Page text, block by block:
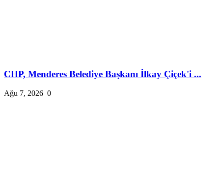
CHP, Menderes Belediye Başkanı İlkay Çiçek'i ...
Ağu 7, 2026 0